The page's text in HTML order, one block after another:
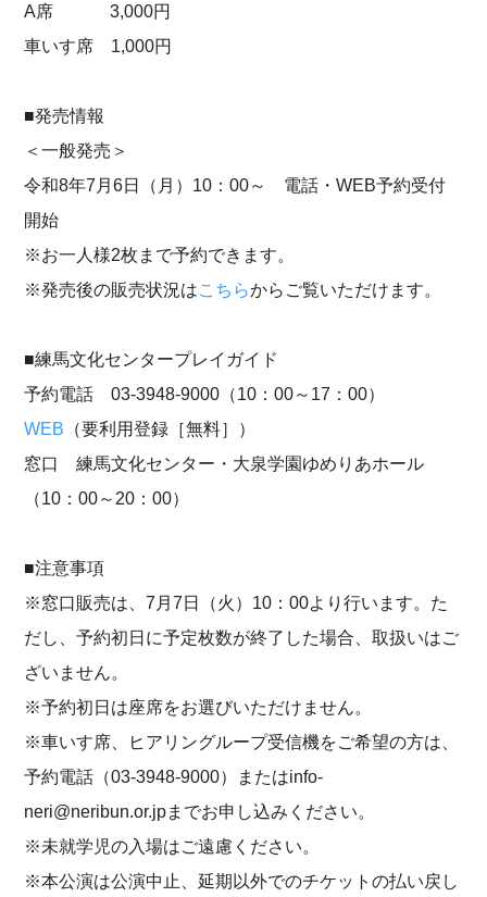
A席 3,000円
車いす席 1,000円
■発売情報
＜一般発売＞
令和8年7月6日（月）10：00～ 電話・WEB予約受付
開始
※お一人様2枚まで予約できます。
※発売後の販売状況はこちらからご覧いただけます。
■練馬文化センタープレイガイド
予約電話 03-3948-9000（10：00～17：00）
WEB （要利用登録［無料］）
窓口 練馬文化センター・大泉学園ゆめりあホール
（10：00～20：00）
■注意事項
※窓口販売は、7月7日（火）10：00より行います。た
だし、予約初日に予定枚数が終了した場合、取扱いはご
ざいません。
※予約初日は座席をお選びいただけません。
※車いす席、ヒアリングループ受信機をご希望の方は、
予約電話（03-3948-9000）またはinfo-
neri@neribun.or.jpまでお申し込みください。
※未就学児の入場はご遠慮ください。
※本公演は公演中止、延期以外でのチケットの払い戻し